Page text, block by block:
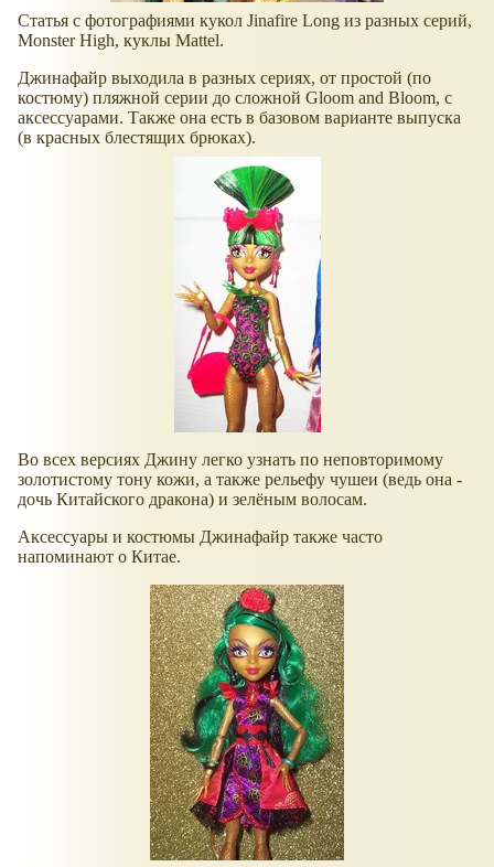
Статья с фотографиями кукол Jinafire Long из разных серий,
Monster High, куклы Mattel.
Джинафайр выходила в разных сериях, от простой (по
костюму) пляжной серии до сложной Gloom and Bloom, с
аксессуарами. Также она есть в базовом варианте выпуска
(в красных блестящих брюках).
Во всех версиях Джину легко узнать по неповторимому
золотистому тону кожи, а также рельефу чушеи (ведь она -
дочь Китайского дракона) и зелёным волосам.
Аксессуары и костюмы Джинафайр также часто
напоминают о Китае.